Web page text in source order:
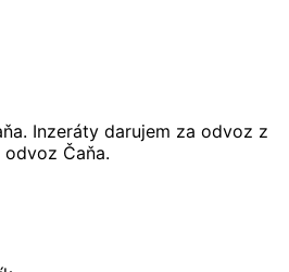
Inzeráty darujem za odvoz z
odvoz Čaňa.